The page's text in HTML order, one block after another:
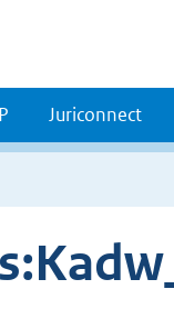
Juriconnect